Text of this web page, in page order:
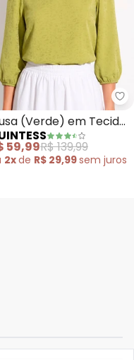
- Blusa (Marrom) em
(Verde) em Tecido
Jacquard
59,99R$ 139,99
2xde R$ 29,99sem juros